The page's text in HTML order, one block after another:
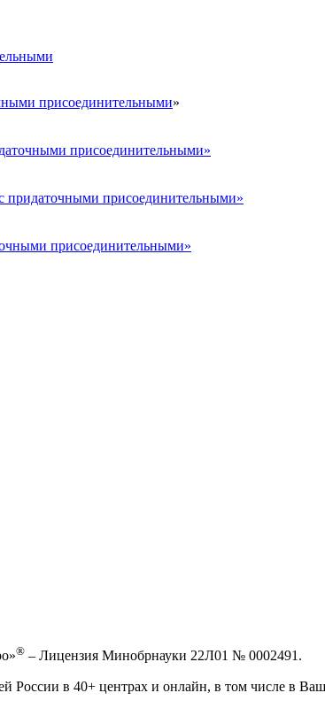
присоединительными»
присоединительными»
придаточными присоединительными»
присоединительными»
® – Лицензия Минобрнауки 22Л01 № 0002491.
России в 40+ центрах и онлайн, в том числе в